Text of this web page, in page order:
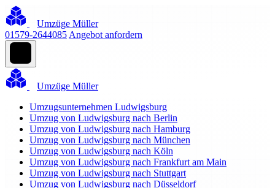
Umzüge Müller
01579-2644085 Angebot anfordern
Umzüge Müller
Umzugsunternehmen Ludwigsburg
Umzug von Ludwigsburg nach Berlin
Umzug von Ludwigsburg nach Hamburg
Umzug von Ludwigsburg nach München
Umzug von Ludwigsburg nach Köln
Umzug von Ludwigsburg nach Frankfurt am Main
Umzug von Ludwigsburg nach Stuttgart
Umzug von Ludwigsburg nach Düsseldorf